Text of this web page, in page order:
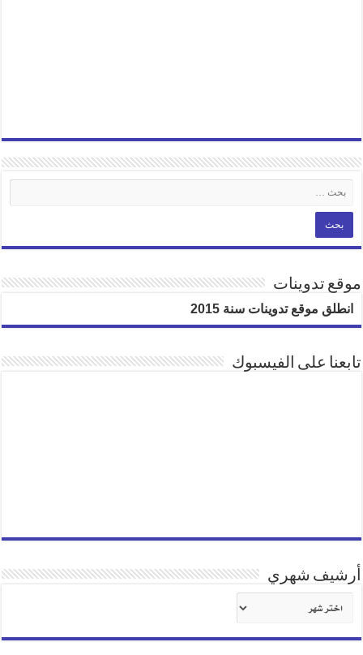
موقع تدوينات
انطلق موقع تدوينات سنة 2015
تابعنا على الفيسبوك
أرشيف شهري
شهري